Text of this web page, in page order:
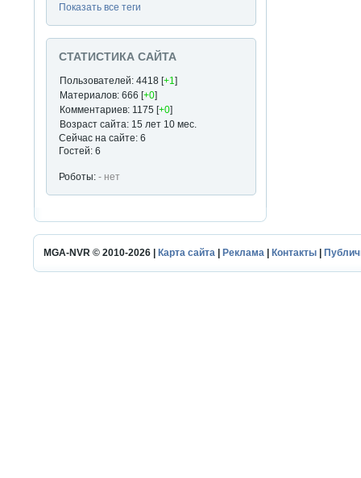
Показать все теги
СТАТИСТИКА САЙТА
Пользователей: 4418 [+1]
Материалов: 666 [+0]
Комментариев: 1175 [+0]
Возраст сайта: 15 лет 10 мес.
Сейчас на сайте: 6
Гостей: 6
Роботы:- нет
MGA-NVR © 2010-2026 | Карта сайта Реклама Контакты